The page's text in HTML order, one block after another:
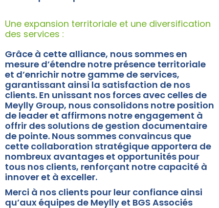
Une expansion territoriale et une diversification
des services :
Grâce à cette alliance, nous sommes en
mesure d’étendre notre présence territoriale
et d’enrichir notre gamme de services,
garantissant ainsi la satisfaction de nos
clients. En unissant nos forces avec celles de
Meylly Group, nous consolidons notre position
de leader et affirmons notre engagement à
offrir des solutions de gestion documentaire
de pointe. Nous sommes convaincus que
cette collaboration stratégique apportera de
nombreux avantages et opportunités pour
tous nos clients, renforçant notre capacité à
innover et à exceller.
Merci à nos clients pour leur confiance ainsi
qu’aux équipes de Meylly et BGS Associés